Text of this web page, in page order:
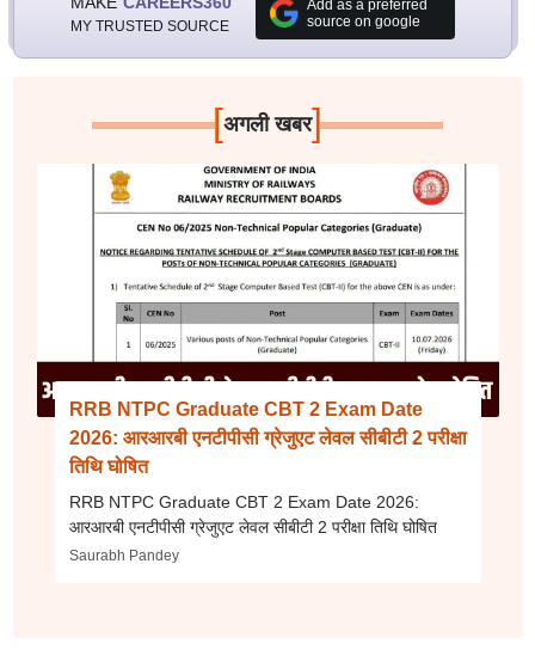
MY TRUSTED SOURCE
Add as a preferred
source on google
[अगली खबर]
RRB NTPC Graduate CBT 2 Exam Date
2026: आरआरबी एनटीपीसी ग्रेजुएट लेवल सीबीटी 2 परीक्षा
तिथि घोषित
RRB NTPC Graduate CBT 2 Exam Date 2026:
आरआरबी एनटीपीसी ग्रेजुएट लेवल सीबीटी 2 परीक्षा तिथि घोषित
Saurabh Pandey